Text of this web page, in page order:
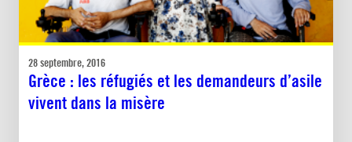
28 septembre, 2016
Grèce : les réfugiés et les demandeurs d’asile
vivent dans la misère